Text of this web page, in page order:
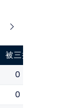
被三振
0
0